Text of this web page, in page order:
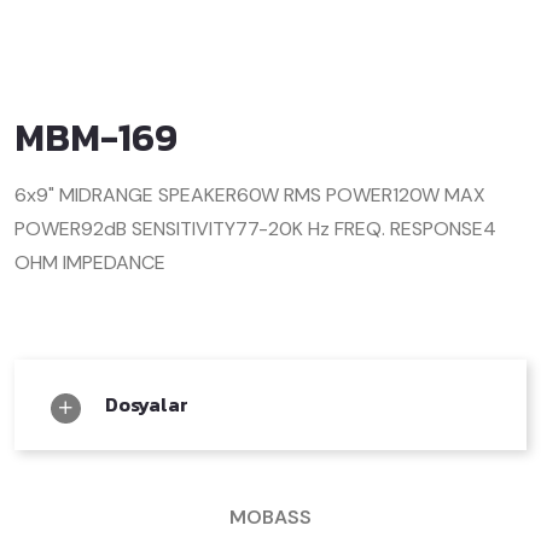
MBM-169
6x9" MIDRANGE SPEAKER60W RMS POWER120W MAX
POWER92dB SENSITIVITY77-20K Hz FREQ. RESPONSE4
OHM IMPEDANCE
Dosyalar
MOBASS